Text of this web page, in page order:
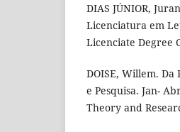
DIAS JÚNIOR,
Licenciatura em
Licenciate Degree
DOISE, Willem. Da
e Pesquisa. Jan-
Theory and